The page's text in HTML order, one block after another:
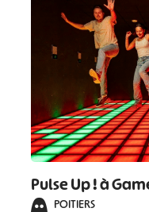
Pulse Up ! à
POITIERS
#
#